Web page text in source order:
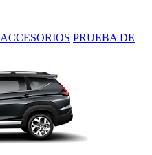
ACCESORIOS PRUEBA DE